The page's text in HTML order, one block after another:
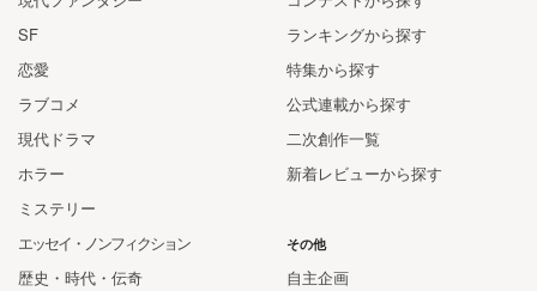
ランキングから探す
特集から探す
公式連載から探す
二次創作一覧
新着レビューから探す
SF
恋愛
ラブコメ
現代ドラマ
ホラー
ミステリー
エッセイ・ノンフィクション
歴史・時代・伝奇
その他
自主企画